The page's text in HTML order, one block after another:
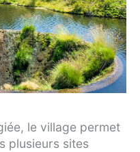
le village permet
plusieurs sites